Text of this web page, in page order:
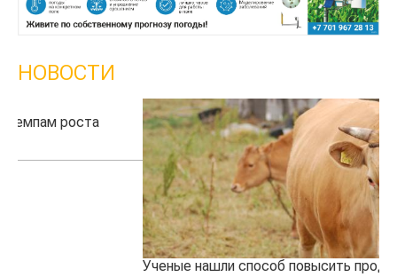
НОВОСТИ
Ученые нашли способ повысить продуктивность